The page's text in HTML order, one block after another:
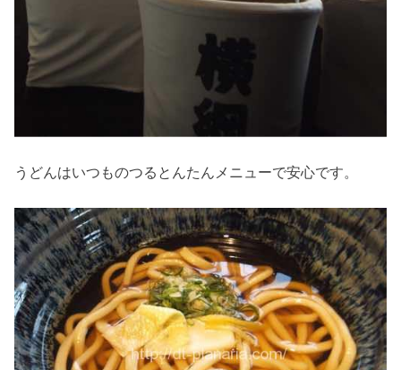
うどんはいつものつるとんたんメニューで安心です。